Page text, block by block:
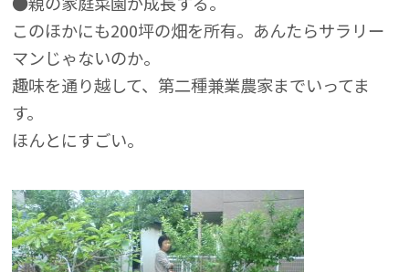
このほかにも200坪の畑を所有。あんたらサラリー
マンじゃないのか。
趣味を通り越して、第二種兼業農家までいってま
す。
ほんとにすごい。